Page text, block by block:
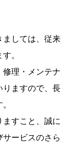
ましては、従来
。
修理・メンテナ
りますので、長
すこと、誠に
ービスのさら